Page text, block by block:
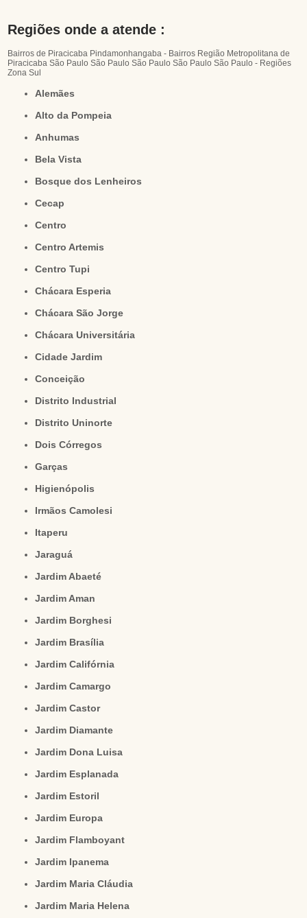
Regiões onde a atende :
Bairros de Piracicaba Pindamonhangaba - Bairros Região Metropolitana de
Piracicaba São Paulo São Paulo São Paulo São PauloSão Paulo - Regiões
Zona Sul
Alemães
Alto da Pompeia
Anhumas
Bela Vista
Bosque dos Lenheiros
Cecap
Centro
Centro Artemis
Centro Tupi
Chácara Esperia
Chácara São Jorge
Chácara Universitária
Cidade Jardim
Conceição
Distrito Industrial
Distrito Uninorte
Dois Córregos
Garças
Higienópolis
Irmãos Camolesi
Itaperu
Jaraguá
Jardim Abaeté
Jardim Aman
Jardim Borghesi
Jardim Brasília
Jardim Califórnia
Jardim Camargo
Jardim Castor
Jardim Diamante
Jardim Dona Luisa
Jardim Esplanada
Jardim Estoril
Jardim Europa
Jardim Flamboyant
Jardim Ipanema
Jardim Maria Cláudia
Jardim Maria Helena